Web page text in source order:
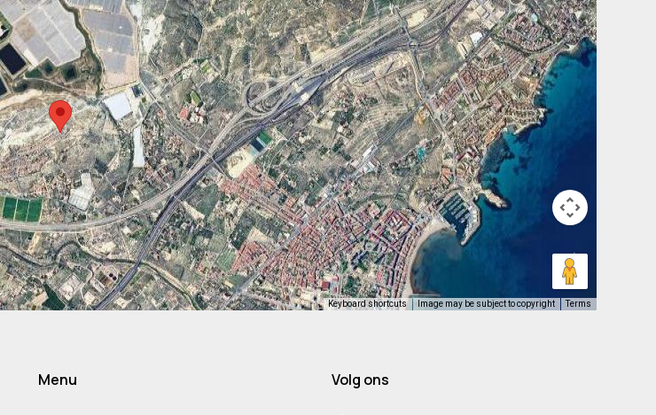
Keyboard shortcuts Image may be subject to copyright Terms
Menu Volg ons